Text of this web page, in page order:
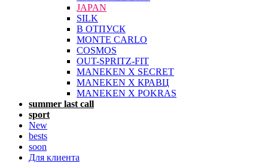
JAPAN
SILK
В ОТПУСК
MONTE CARLO
COSMOS
OUT-SPRITZ-FIT
MANEKEN X SECRET
MANEKEN X КРАВЦ
MANEKEN X POKRAS
summer last call
sport
New
bests
soon
Для клиента